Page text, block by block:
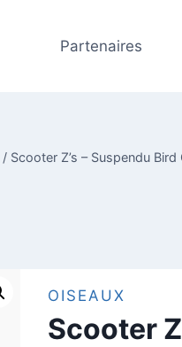
Partenaires
/ Scooter Z’s – Suspendu
OISEAUX
Scooter
était :
est :